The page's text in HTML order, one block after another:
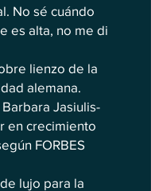
No sé cuándo
es alta, no me di
lienzo de la
alemana.
Jasiulis-
en crecimiento
FORBES
lujo para la